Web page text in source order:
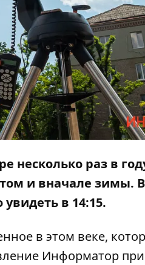
раз в
и вначале зимы. В
в 14:15.
в этом веке,
Информатор